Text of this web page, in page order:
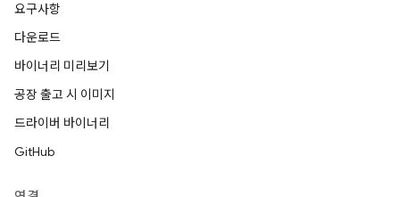
요구사항
다운로드
바이너리 미리보기
공장 출고 시 이미지
드라이버 바이너리
GitHub